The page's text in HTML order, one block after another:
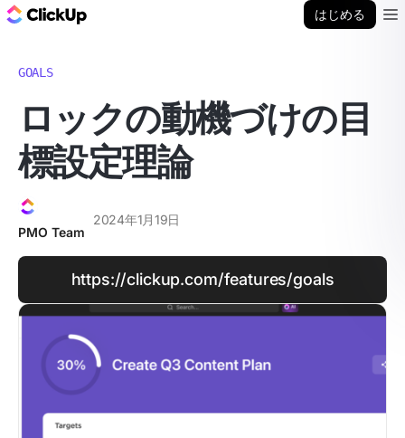
はじめる
GOALS
ロックの動機づけの目
標設定理論
PMO Team
2024年1月19日
https://clickup.com/features/goals